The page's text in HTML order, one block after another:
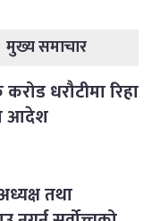
मुख्य समाचार
धरौटीमा रिहा
आदेश
तथा